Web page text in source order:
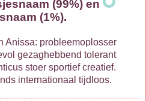
(99%) en
(1%).
Anissa: probleemoplosser
gezaghebbend tolerant
stoer sportief creatief.
internationaal tijdloos.